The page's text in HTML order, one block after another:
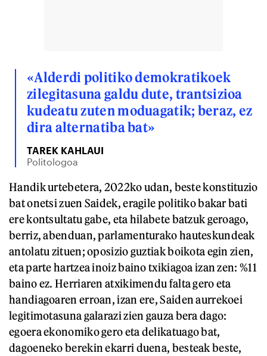
«Alderdi politiko demokratikoek
zilegitasuna galdu dute, trantsizioa
kudeatu zuten moduagatik; beraz, ez
dira alternatiba bat»
TAREK KAHLAUI
Politologoa
Handik urtebetera, 2022ko udan, beste konstituzio
bat onetsi zuen Saidek, eragile politiko bakar bati
ere kontsultatu gabe, eta hilabete batzuk geroago,
berriz, abenduan, parlamenturako hauteskundeak
antolatu zituen; oposizio guztiak boikota egin zien,
eta parte hartzea inoiz baino txikiagoa izan zen: %11
baino ez. Herriaren atxikimendu falta gero eta
handiagoaren erroan, izan ere, Saiden aurrekoei
legitimotasuna galarazi zien gauza bera dago:
egoera ekonomiko gero eta delikatuago bat,
dagoeneko berekin ekarri duena, besteak beste,